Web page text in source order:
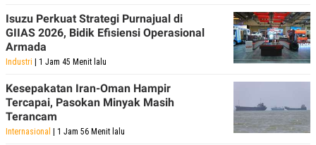
Isuzu Perkuat Strategi Purnajual di
GIIAS 2026, Bidik Efisiensi Operasional
Armada
Industri | 1 Jam 45 Menit lalu
Kesepakatan Iran-Oman Hampir
Tercapai, Pasokan Minyak Masih
Terancam
Internasional | 1 Jam 56 Menit lalu